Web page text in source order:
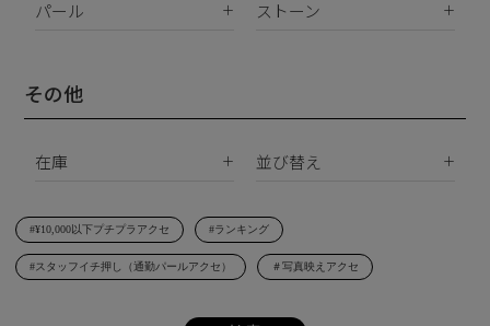
イヤリング
ネックレス
リング
イニシャル
K10
サージカルステンレス
パール
南洋真珠
シェルパール
ストーン
ジルコニア
その他
在庫
在庫あり
受注生産
並び替え
価格が安い順
価格が高い順
レビュー順
#¥10,000以下プチプラアクセ #ランキング
#スタッフイチ押し（通勤パールアクセ） ＃写真映えアクセ